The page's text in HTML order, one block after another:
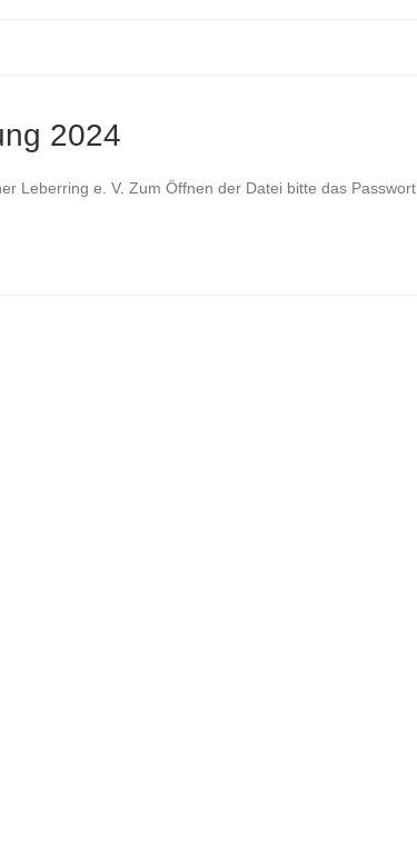
2024
Leberring e. V. Zum Öffnen der Datei bitte das Passwort